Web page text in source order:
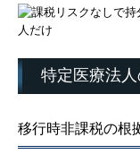
特定医療法
移行時非課税の根